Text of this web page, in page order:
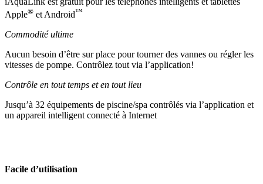
Apple® et Android™
Commodité ultime
Aucun besoin d’être sur place pour tourner des vannes ou régler les
vitesses de pompe. Contrôlez tout via l’application!
Contrôle en tout temps et en tout lieu
Jusqu’à 32 équipements de piscine/spa contrôlés via l’application et
un appareil intelligent connecté à Internet
Facile d’utilisation